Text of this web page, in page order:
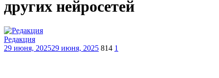
других нейросетей
Редакция
29 июня, 202529 июня, 2025 814 1